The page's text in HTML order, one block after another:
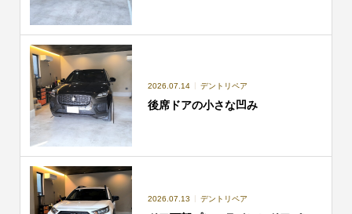
2026.07.14 デントリペア
後席ドアの小さな凹み
2026.07.13 デントリペア